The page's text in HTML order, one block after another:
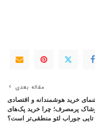
مقاله بعدی
خرید هوشمندانه و اقتصادی
پرمصرف؛ چرا خرید پک‌های